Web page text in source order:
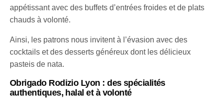
appétissant avec des buffets d’entrées froides et de plats
chauds à volonté.
Ainsi, les patrons nous invitent à l’évasion avec des
cocktails et des desserts généreux dont les délicieux
pasteis de nata.
Obrigado Rodizio Lyon : des spécialités
authentiques, halal et à volonté